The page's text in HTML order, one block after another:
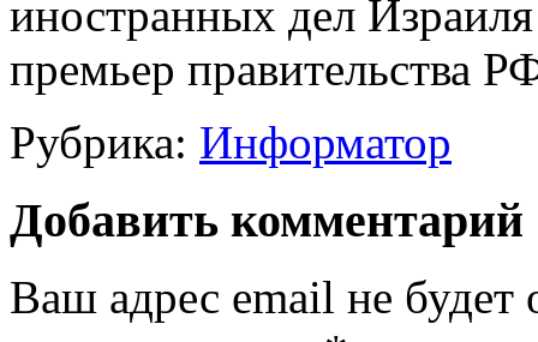
иностранных дел
премьер правительства
Рубрика: Информатор
Добавить комментарий
Ваш адрес email не будет